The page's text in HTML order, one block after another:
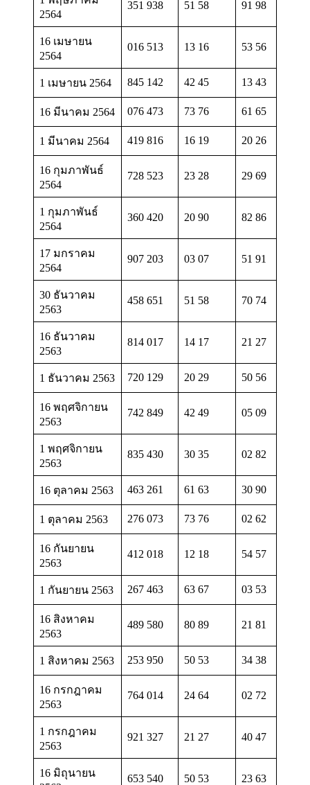
2564
351 938 51 58 91 98
16 เมษายน
2564
016 513 13 16 53 56
1 เมษายน 2564 845 142 42 45 13 43
16 มีนาคม 2564 076 473 73 76 61 65
1 มีนาคม 2564 419 816 16 19 20 26
16 กุมภาพันธ์
2564
728 523 23 28 29 69
1 กุมภาพันธ์
2564
360 420 20 90 82 86
17 มกราคม
2564
907 203 03 07 51 91
30 ธันวาคม
2563
458 651 51 58 70 74
16 ธันวาคม
2563
814 017 14 17 21 27
1 ธันวาคม 2563 720 129 20 29 50 56
16 พฤศจิกายน
2563
742 849 42 49 05 09
1 พฤศจิกายน
2563
835 430 30 35 02 82
16 ตุลาคม 2563 463 261 61 63 30 90
1 ตุลาคม 2563 276 073 73 76 02 62
16 กันยายน
2563
412 018 12 18 54 57
1 กันยายน 2563 267 463 63 67 03 53
16 สิงหาคม
2563
489 580 80 89 21 81
1 สิงหาคม 2563 253 950 50 53 34 38
16 กรกฎาคม
2563
764 014 24 64 02 72
1 กรกฎาคม
2563
921 327 21 27 40 47
16 มิถุนายน
653 540 50 53 23 63